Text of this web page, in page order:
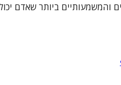
והמשמעותיים ביותר שאדם